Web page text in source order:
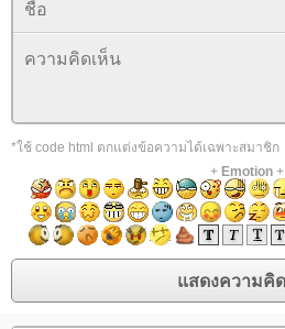
*ใช้ code html ตกแต่งข้อความได้เฉพาะสมาชิก
+ Emotion+